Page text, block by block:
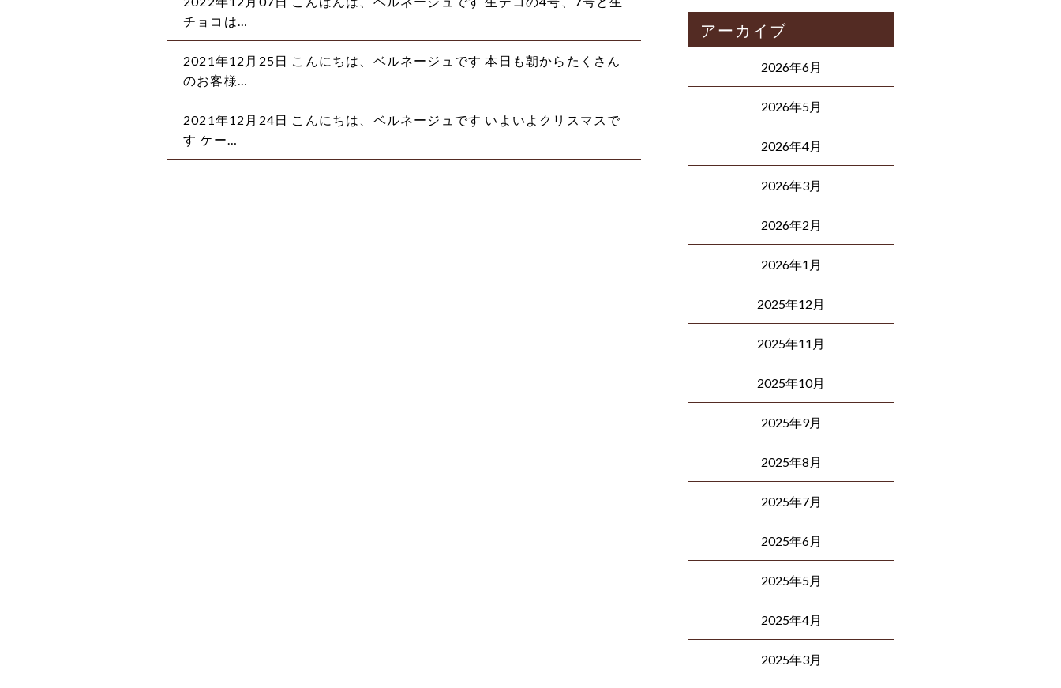
チョコは…
2021年12月25日 こんにちは、ベルネージュです️ 本日も朝からたくさん
のお客様…
2021年12月24日 こんにちは、ベルネージュです️ いよいよクリスマスで
す ケー…
アーカイブ
2026年6月
2026年5月
2026年4月
2026年3月
2026年2月
2026年1月
2025年12月
2025年11月
2025年10月
2025年9月
2025年8月
2025年7月
2025年6月
2025年5月
2025年4月
2025年3月